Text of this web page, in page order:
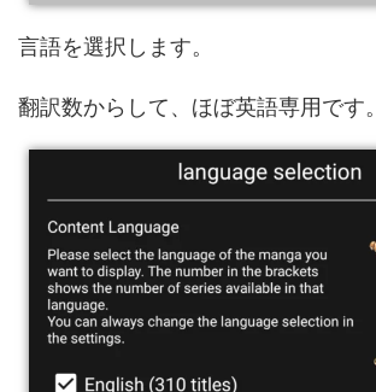
言語を選択します。
翻訳数からして、ほぼ英語専用です。